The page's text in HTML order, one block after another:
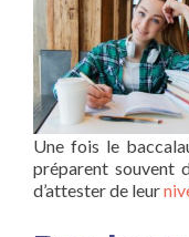
Une fois le
préparent souvent
d’attester de leur